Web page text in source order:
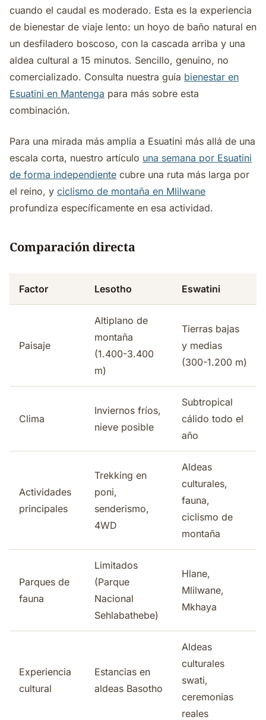
cuando el caudal es moderado. Esta es la experiencia
de bienestar de viaje lento: un hoyo de baño natural en
un desfiladero boscoso, con la cascada arriba y una
aldea cultural a 15 minutos. Sencillo, genuino, no
comercializado. Consulta nuestra guía bienestar en
Esuatini en Mantenga para más sobre esta
combinación.
Para una mirada más amplia a Esuatini más allá de una
escala corta, nuestro artículo una semana por Esuatini
de forma independiente cubre una ruta más larga por
el reino, y ciclismo de montaña en Mlilwane
profundiza específicamente en esa actividad.
Comparación directa
Factor Lesotho Eswatini
Paisaje
Altiplano de
montaña
(1.400-3.400
m)
Tierras bajas
y medias
(300-1.200 m)
Clima
Inviernos fríos,
nieve posible
Subtropical
cálido todo el
año
Actividades
principales
Trekking en
poni,
senderismo,
4WD
Aldeas
culturales,
fauna,
ciclismo de
montaña
Parques de
fauna
Limitados
(Parque
Nacional
Sehlabathebe)
Hlane,
Mlilwane,
Mkhaya
Experiencia
cultural
Estancias en
aldeas Basotho
Aldeas
culturales
swati,
ceremonias
reales